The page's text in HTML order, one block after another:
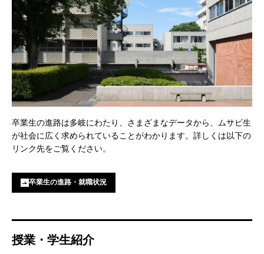
卒業生の進路は多岐にわたり、さまざまなデータから、ムサビ生
が社会に広く求められていることがわかります。詳しくは以下の
リンク先をご覧ください。
卒業生の進路・就職状況
授業・学生紹介